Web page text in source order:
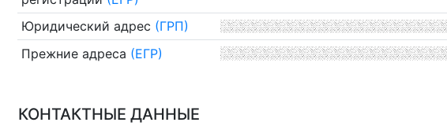
Юридический адрес (ГРП)
Прежние адреса (ЕГР)
КОНТАКТНЫЕ ДАННЫЕ